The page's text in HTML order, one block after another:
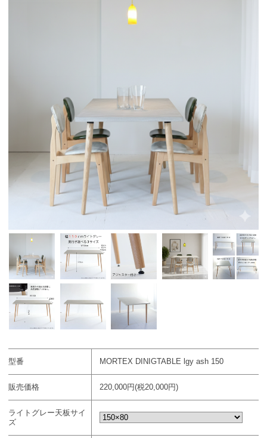
型番 MORTEX DINIGTABLE lgy ash 150
販売価格 220,000円(税20,000円)
ライトグレー天板サイ
ズ